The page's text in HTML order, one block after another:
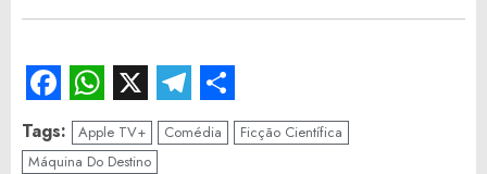
Facebook
WhatsApp
X Telegram
Share
Tags: Apple TV+ Comédia
Ficção Científica
Máquina Do Destino